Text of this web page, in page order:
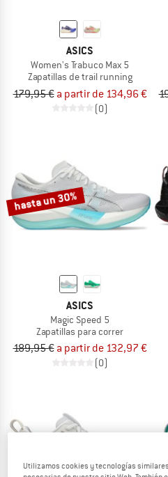
ASICS
Women's Trabuco Max 5
Zapatillas de trail running
179,95 € a partir de 134,96 €
(0)
hasta un 30%
ASICS
Magic Speed 5
Zapatillas para correr
189,95 € a partir de 132,97 €
(0)
Utilizamos cookies y tecnologías